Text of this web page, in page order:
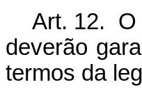
Art. 12. O
deverão
termos da